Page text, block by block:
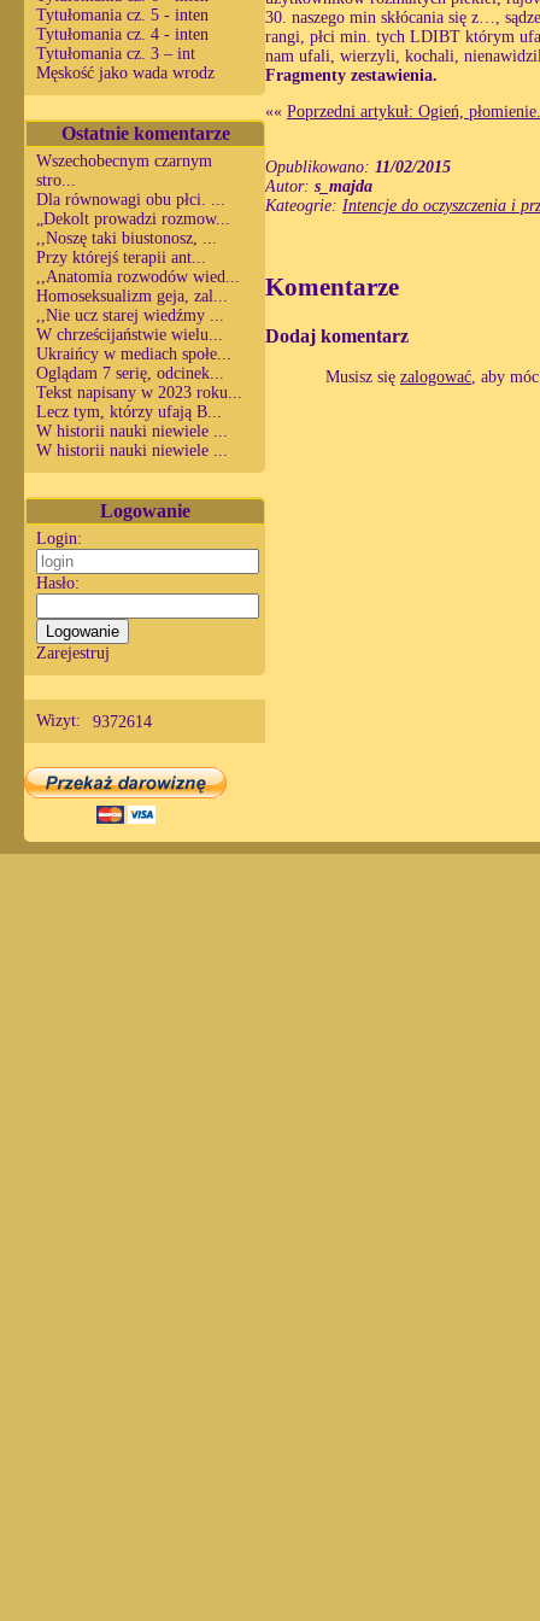
Tytułomania cz. 5 - inten
Tytułomania cz. 4 - inten
Tytułomania cz. 3 – int
Męskość jako wada wrodz
Ostatnie komentarze
Wszechobecnym czarnym
stro...
Dla równowagi obu płci. ...
„Dekolt prowadzi rozmow...
,,Noszę taki biustonosz, ...
Przy którejś terapii ant...
,,Anatomia rozwodów wied...
Homoseksualizm geja, zal...
,,Nie ucz starej wiedźmy ...
W chrześcijaństwie wielu...
Ukraińcy w mediach społe...
Oglądam 7 serię, odcinek...
Tekst napisany w 2023 roku...
Lecz tym, którzy ufają B...
W historii nauki niewiele ...
W historii nauki niewiele ...
Logowanie
Login:
Hasło:
Zarejestruj
Wizyt: 9372614
30. naszego min skłócania się z…,
rangi, płci min. tych LDIBT którym
nam ufali, wierzyli, kochali,
Fragmenty zestawienia.
«« Poprzedni artykuł: Ogień,
Opublikowano: 11/02/2015
Autor: s_majda
Kateogrie: Intencje do oczyszczenia i
Komentarze
Dodaj komentarz
Musisz się zalogować, aby